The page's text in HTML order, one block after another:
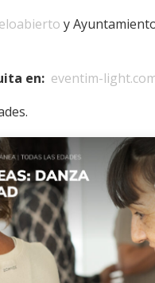
y
en: eventim-